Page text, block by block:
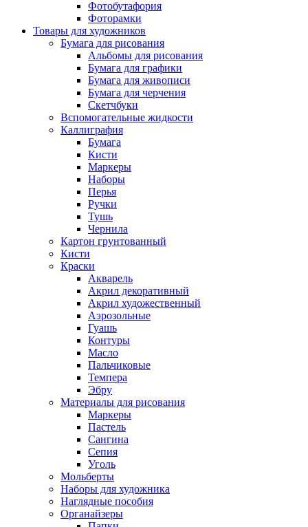
Фотобутафория
Фоторамки
Товары для художников
Бумага для рисования
Альбомы для рисования
Бумага для графики
Бумага для живописи
Бумага для черчения
Скетчбуки
Вспомогательные жидкости
Каллиграфия
Бумага
Кисти
Маркеры
Наборы
Перья
Ручки
Тушь
Чернила
Картон грунтованный
Кисти
Краски
Акварель
Акрил декоративный
Акрил художественный
Аэрозольные
Гуашь
Контуры
Масло
Пальчиковые
Темпера
Эбру
Материалы для рисования
Маркеры
Пастель
Сангина
Сепия
Уголь
Мольберты
Наборы для художника
Наглядные пособия
Органайзеры